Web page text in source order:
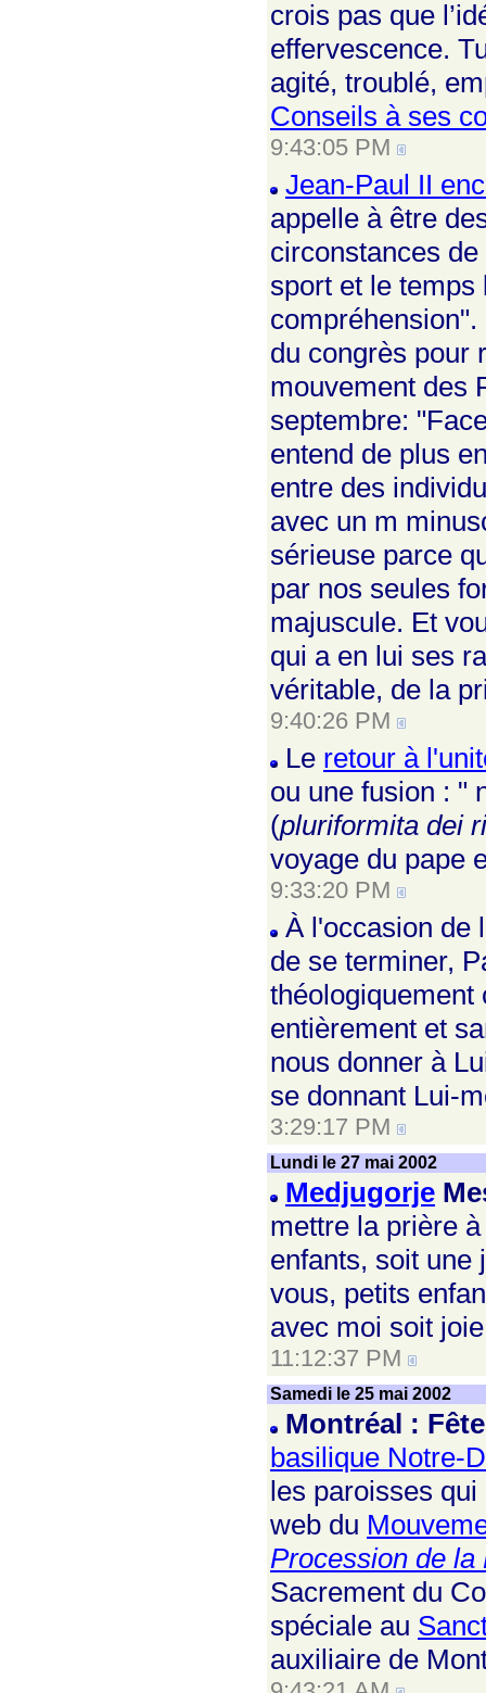
crois pas que
effervescence.
agité, troublé,
Conseils à ses
9:43:05 PM
Jean-Paul II
appelle à être
circonstances
sport et le temps
du congrès pour
mouvement des
septembre:
entend de plus
entre des
avec un m
sérieuse parce
par nos seules
majuscule. Et
qui a en lui ses
véritable, de la
9:40:26 PM
Le retour à
ou une fusion : "
(pluriformita dei
voyage du pape
9:33:20 PM
À l'occasion de
de se terminer,
théologiquement
entièrement et
nous donner à
se donnant Lui-
3:29:17 PM
Lundi le 27 mai 2002
Medjugorje
mettre la prière
enfants, soit une
vous, petits
avec moi soit
11:12:37 PM
Samedi le 25 mai 2002
Montréal :
basilique Notre-
les paroisses
web du
Procession de la
Sacrement du
spéciale au
auxiliaire de